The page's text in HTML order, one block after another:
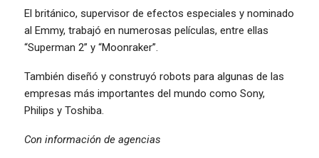
El británico, supervisor de efectos especiales y nominado
al Emmy, trabajó en numerosas películas, entre ellas
“Superman 2” y “Moonraker”.
También diseñó y construyó robots para algunas de las
empresas más importantes del mundo como Sony,
Philips y Toshiba.
Con información de agencias